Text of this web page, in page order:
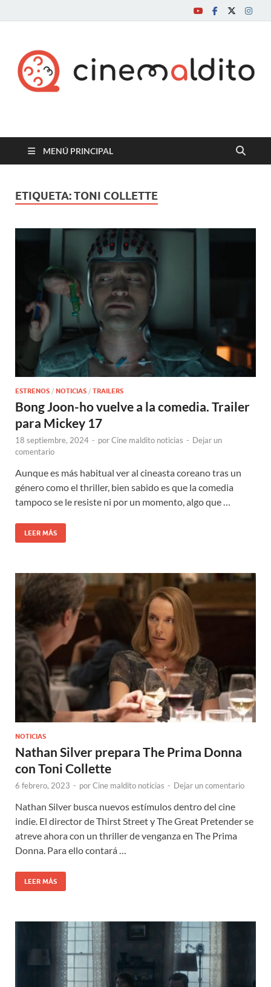
Cine maldito
MENÚ PRINCIPAL
ETIQUETA:TONI COLLETTE
ESTRENOS / NOTICIAS / TRAILERS
Bong Joon-ho vuelve a la comedia. Trailer
para Mickey 17
18 septiembre, 2024 - porCine maldito noticias - Dejar un
comentario
Aunque es más habitual ver al cineasta coreano tras un
género como el thriller, bien sabido es que la comedia
tampoco se le resiste ni por un momento, algo que …
LEER MÁS
NOTICIAS
Nathan Silver prepara The Prima Donna
con Toni Collette
6 febrero, 2023 - porCine maldito noticias - Dejar un comentario
Nathan Silver busca nuevos estímulos dentro del cine
indie. El director de Thirst Street y The Great Pretender se
atreve ahora con un thriller de venganza en The Prima
Donna. Para ello contará …
LEER MÁS